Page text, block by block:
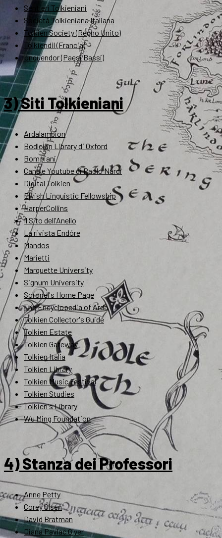
Sentieri Tolkieniani
Società Tolkieniana Italiana
Tolkien Society (Regno Unito)
Tolkiendil (Francia)
Unquendor (Paesi Bassi)
3) Siti Tolkieniani
Ardalambion
Bodleian Library di Oxford
Bompiani
Canale Youtube di Paolo Nardi
Digital Tolkien
Elvish Linguistic Fellowship
HarperCollins
Il Sito dell'Anello
La rivista Endóre
Mandos
Marietti
Marquette University
Signum University
Soronel's Home Page
The Encyclopedia of Arda
Tolkien Collector's Guide
Tolkien Estate
Tolkien Gateway
Tolkien Italia
Tolkien Library
Tolkien Music Festival
Tolkien Studies
Tolkien's Library
Wu Ming Foundation
4) Stanza dei Professori
Anne Petty
Corey Olsen
David Bratman
Diana Pavlac Glyer